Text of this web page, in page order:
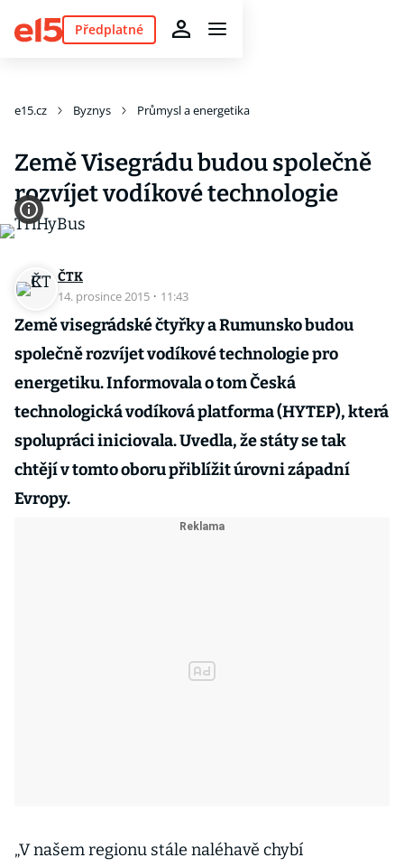
Předplatné
e15.cz Byznys Průmysl a energetika
Země Visegrádu budou společně
rozvíjet vodíkové technologie
ČTK
14. prosince 2015 · 11:43
Země visegrádské čtyřky a Rumunsko budou
společně rozvíjet vodíkové technologie pro
energetiku. Informovala o tom Česká
technologická vodíková platforma (HYTEP), která
spolupráci iniciovala. Uvedla, že státy se tak
chtějí v tomto oboru přiblížit úrovni západní
Evropy.
„V našem regionu stále naléhavě chybí